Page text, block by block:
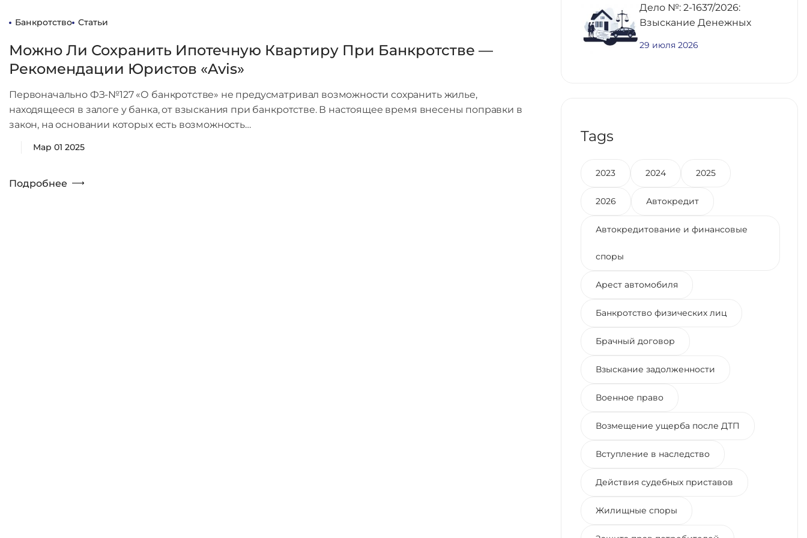
Банкротство Статьи
Можно Ли Сохранить Ипотечную Квартиру При Банкротстве —
Рекомендации Юристов «Avis»
Первоначально ФЗ-№127 «О банкротстве» не предусматривал возможности сохранить жилье,
находящееся в залоге у банка, от взыскания при банкротстве. В настоящее время внесены поправки в
закон, на основании которых есть возможность…
Мар 01 2025
Подробнее
Дело №: 2-1637/2026:
Взыскание Денежных
29 июля 2026
Tags
2023 2024 2025
2026 Автокредит
Автокредитование и финансовые
споры
Арест автомобиля
Банкротство физических лиц
Брачный договор
Взыскание задолженности
Военное право
Возмещение ущерба после ДТП
Вступление в наследство
Действия судебных приставов
Жилищные споры